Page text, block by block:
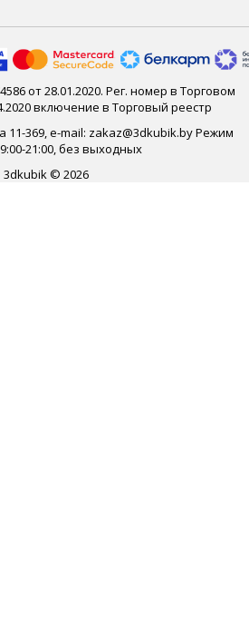
от 28.01.2020. Рег. номер в Торговом
включение в Торговый реестр
11-369, e-mail: zakaz@3dkubik.by Режим
21:00, без выходных
3dkubik © 2026